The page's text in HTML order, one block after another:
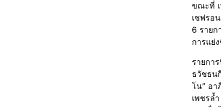
ขณะที่ เ
เชฟรอ
6 ราย
การแย่
รายกา
ธวัชธน
โน” อ
เพชรล้